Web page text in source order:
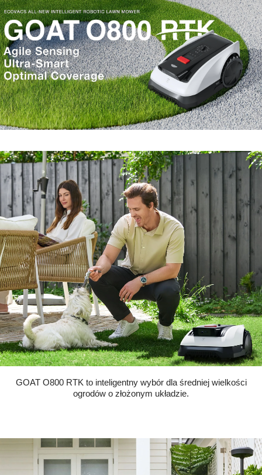
GOAT O800 RTK to inteligentny wybór dla średniej wielkości
ogrodów o złożonym układzie.